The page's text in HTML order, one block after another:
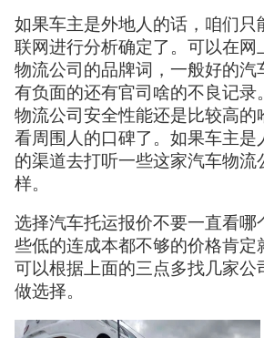
如果车主是外地人的话，咱们只
联网进行分析确定了。可以在网
物流公司的品牌词，一般好的汽
有负面的还有官司啥的不良记录
物流公司安全性能还是比较高的
看周围人的口碑了。如果车主是
的渠道去打听一些这家汽车物流
样。
选择汽车托运报价不要一直看哪
些低的连成本都不够的价格肯定
可以根据上面的三点多找几家公
做选择。